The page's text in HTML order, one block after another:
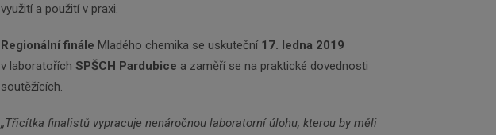
využití a použití v praxi.
Regionální finále Mladého chemika se uskuteční 17. ledna 2019
v laboratořích SPŠCH Pardubice a zaměří se na praktické dovednosti
soutěžících.
„Třicítka finalistů vypracuje nenáročnou laboratorní úlohu, kterou by měli